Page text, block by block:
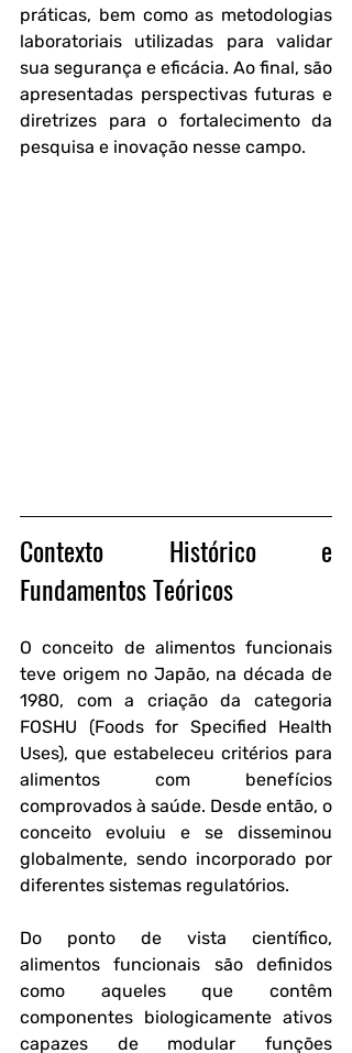
práticas, bem como as metodologias
laboratoriais utilizadas para validar
sua segurança e eficácia. Ao final, são
apresentadas perspectivas futuras e
diretrizes para o fortalecimento da
pesquisa e inovação nesse campo.
Contexto Histórico e
Fundamentos Teóricos
O conceito de alimentos funcionais
teve origem no Japão, na década de
1980, com a criação da categoria
FOSHU (Foods for Specified Health
Uses), que estabeleceu critérios para
alimentos com benefícios
comprovados à saúde. Desde então, o
conceito evoluiu e se disseminou
globalmente, sendo incorporado por
diferentes sistemas regulatórios.
Do ponto de vista científico,
alimentos funcionais são definidos
como aqueles que contêm
componentes biologicamente ativos
capazes de modular funções